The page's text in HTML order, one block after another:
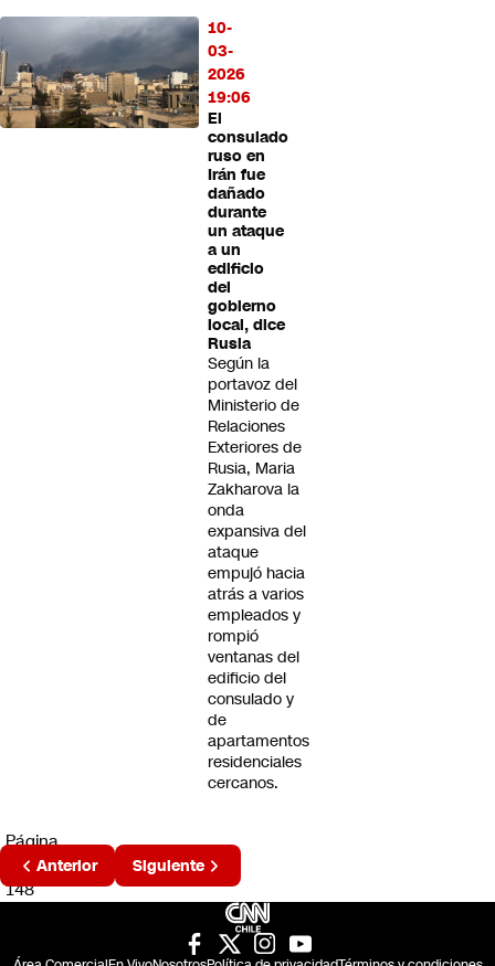
10-
03-
2026
19:06
El
consulado
ruso en
Irán fue
dañado
durante
un ataque
a un
edificio
del
gobierno
local, dice
Rusia
Según la
portavoz del
Ministerio de
Relaciones
Exteriores de
Rusia, Maria
Zakharova la
onda
expansiva del
ataque
empujó hacia
atrás a varios
empleados y
rompió
ventanas del
edificio del
consulado y
de
apartamentos
residenciales
cercanos.
Página
2 de
148
Anterior Siguiente